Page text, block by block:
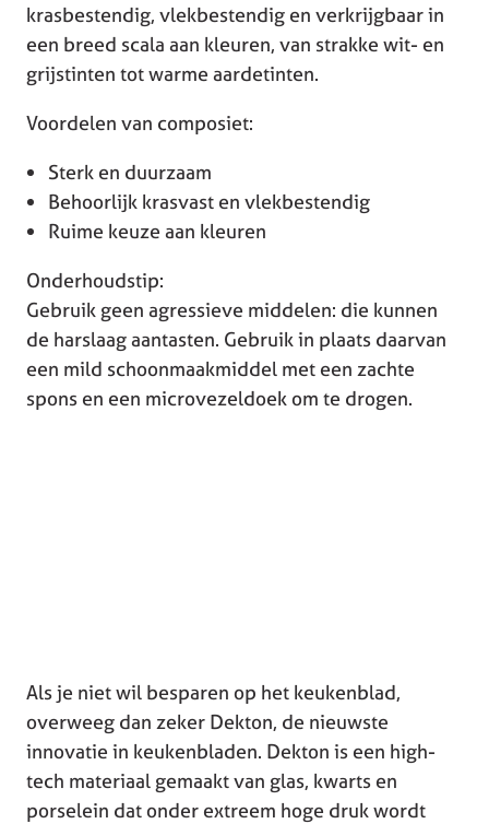
krasbestendig, vlekbestendig en verkrijgbaar in
een breed scala aan kleuren, van strakke wit- en
grijstinten tot warme aardetinten.
Voordelen van composiet:
Sterk en duurzaam
Behoorlijk krasvast en vlekbestendig
Ruime keuze aan kleuren
Onderhoudstip:
Gebruik geen agressieve middelen: die kunnen
de harslaag aantasten. Gebruik in plaats daarvan
een mild schoonmaakmiddel met een zachte
spons en een microvezeldoek om te drogen.
Als je niet wil besparen op het keukenblad,
overweeg dan zeker Dekton, de nieuwste
innovatie in keukenbladen. Dekton is een high-
tech materiaal gemaakt van glas, kwarts en
porselein dat onder extreem hoge druk wordt